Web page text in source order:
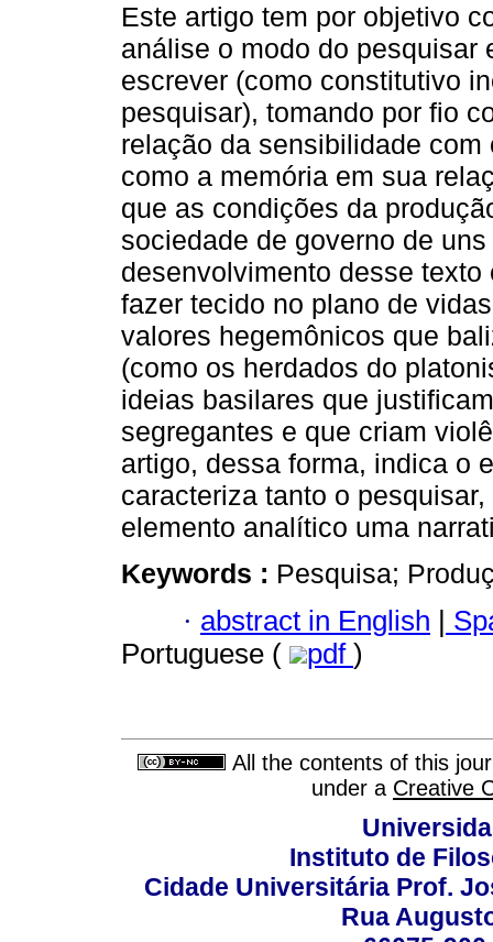
Este artigo tem por objetivo
análise o modo do pesquisar
escrever (como constitutivo
pesquisar), tomando por fio
relação da sensibilidade com
como a memória em sua
que as condições da
sociedade de governo de
desenvolvimento desse
fazer tecido no plano de
valores hegemônicos que
(como os herdados do
ideias basilares que
segregantes e que criam
artigo, dessa forma, indica o
caracteriza tanto o
elemento analítico uma
Keywords : Pesquisa;
· abstract in English |
Portuguese (
pdf )
All the contents of this
under a Creative
Instituto de
Cidade Universitária Prof.
Rua